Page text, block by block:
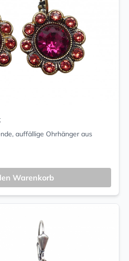
auffällige Ohrhänger aus
Warenkorb